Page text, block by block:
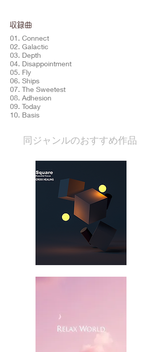
​収録曲
01. Connect
02. Galactic
03. Depth
04. Disappointment
05. Fly
06. Ships
07. The Sweetest
08. Adhesion
09. Today
10. Basis
​同ジャンルのおすすめ作品